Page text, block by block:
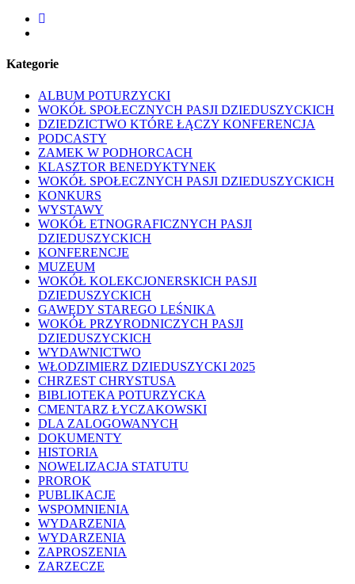
facebook
Kategorie
ALBUM POTURZYCKI
WOKÓŁ SPOŁECZNYCH PASJI DZIEDUSZYCKICH
DZIEDZICTWO KTÓRE ŁĄCZY KONFERENCJA
PODCASTY
ZAMEK W PODHORCACH
KLASZTOR BENEDYKTYNEK
WOKÓŁ SPOŁECZNYCH PASJI DZIEDUSZYCKICH
KONKURS
WYSTAWY
WOKÓŁ ETNOGRAFICZNYCH PASJI
DZIEDUSZYCKICH
KONFERENCJE
MUZEUM
WOKÓŁ KOLEKCJONERSKICH PASJI
DZIEDUSZYCKICH
GAWĘDY STAREGO LEŚNIKA
WOKÓŁ PRZYRODNICZYCH PASJI
DZIEDUSZYCKICH
WYDAWNICTWO
WŁODZIMIERZ DZIEDUSZYCKI 2025
CHRZEST CHRYSTUSA
BIBLIOTEKA POTURZYCKA
CMENTARZ ŁYCZAKOWSKI
DLA ZALOGOWANYCH
DOKUMENTY
HISTORIA
NOWELIZACJA STATUTU
PROROK
PUBLIKACJE
WSPOMNIENIA
WYDARZENIA
WYDARZENIA
ZAPROSZENIA
ZARZECZE